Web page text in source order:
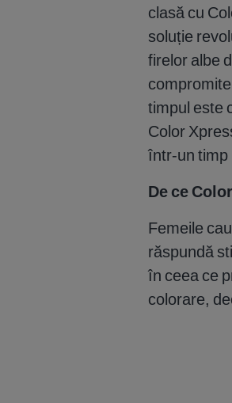
clasă cu
soluție
firelor albe
timpul este
Color
într-un timp
De ce
Femeile
răspundă
în ceea ce
colorare,